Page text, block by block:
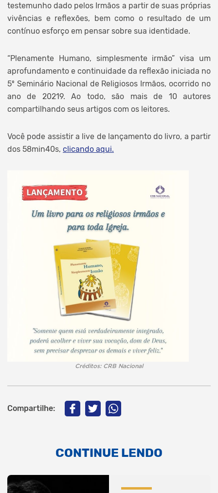
testemunho dado pelos Irmãos a partir de suas próprias
vivências e reflexões, bem como o resultado de um
contínuo esforço em pensar sobre sua identidade.
“Plenamente Humano, simplesmente irmão” visa um
aprofundamento e continuidade da reflexão iniciada no
5º Seminário Nacional de Religiosos Irmãos, ocorrido no
ano de 20219. Ao todo, são mais de 10 autores
compartilhando seus artigos com os leitores.
Você pode assistir a live de lançamento do livro, a partir
dos 58min40s, clicando aqui.
Créditos: CRB Nacional
Compartilhe:
CONTINUE LENDO